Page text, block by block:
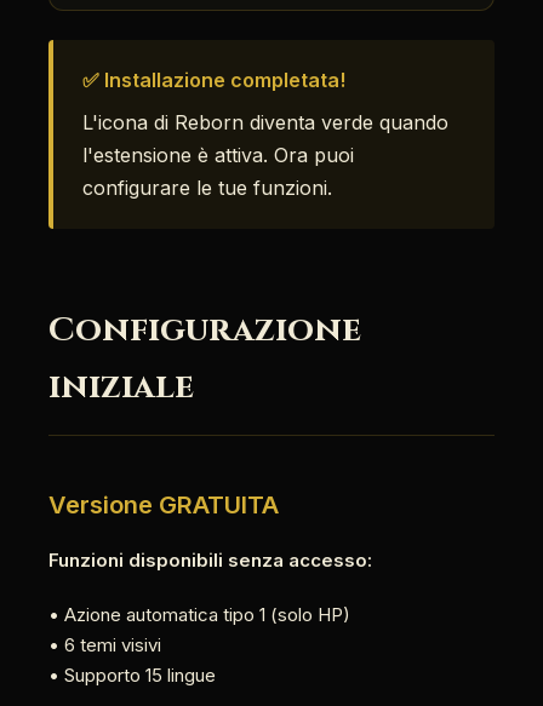
✅ Installazione completata!
L'icona di Reborn diventa verde quando
l'estensione è attiva. Ora puoi
configurare le tue funzioni.
Configurazione
iniziale
Versione GRATUITA
Funzioni disponibili senza accesso:
• Azione automatica tipo 1 (solo HP)
• 6 temi visivi
• Supporto 15 lingue